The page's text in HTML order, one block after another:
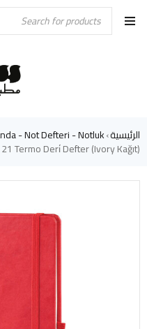
الرئيسية›
- Not Defteri - Notluk
21 Termo Deri̇ Defter (Ivory Kağıt)